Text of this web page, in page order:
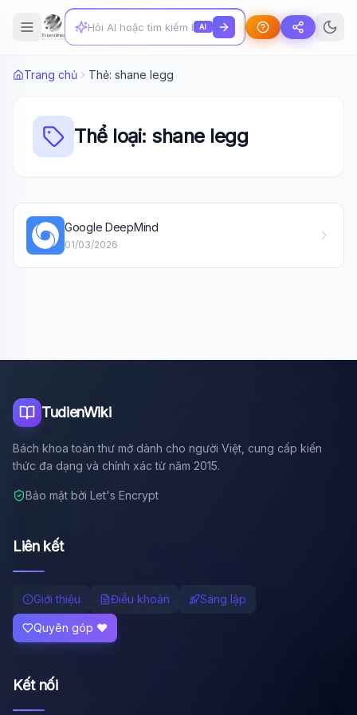
AI
Trang chủ Thẻ: shane legg
Thể loại: shane legg
Google DeepMind
01/03/2026
TudienWiki
Bách khoa toàn thư mở dành cho người Việt, cung cấp kiến
thức đa dạng và chính xác từ năm 2015.
Bảo mật bởi Let's Encrypt
Liên kết
Giới thiệu Điều khoản Sáng lập
Quyên góp ❤️
Kết nối
🤖 Sẵn sàng hỗ trợ
Tôi là trợ lý AI của TuDienWiki. Hãy hỏi tôi bất kỳ điều gì
🪐 Sao Mộc là gì?
🔬 Albert Einstein